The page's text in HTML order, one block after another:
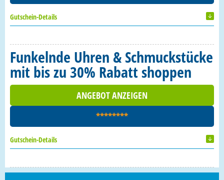
Gutschein-Details
Funkelnde Uhren & Schmuckstücke
mit bis zu 30% Rabatt shoppen
ANGEBOT ANZEIGEN
********
Gutschein-Details